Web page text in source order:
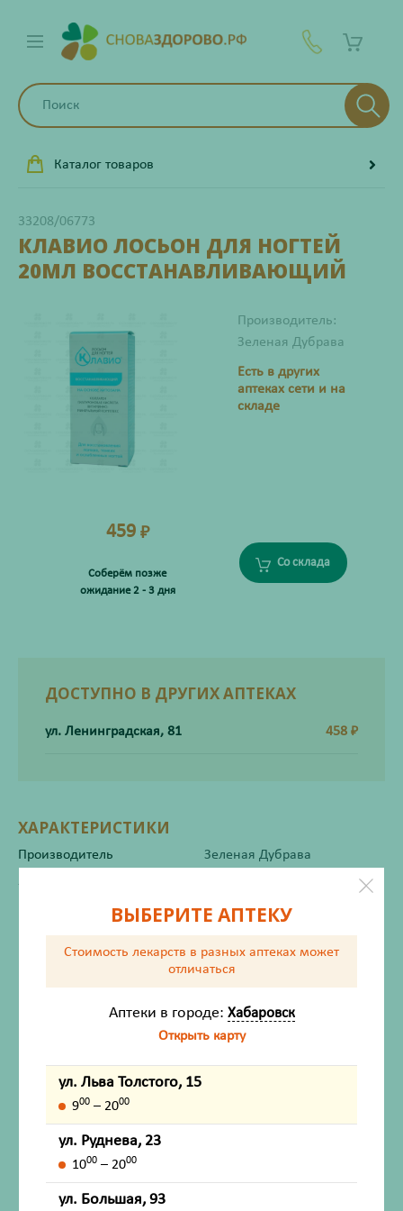
Каталог товаров
33208/06773
КЛАВИО ЛОСЬОН ДЛЯ НОГТЕЙ
20МЛ ВОССТАНАВЛИВАЮЩИЙ
Производитель:
Зеленая Дубрава
Есть в других
аптеках сети и на
складе
459 ₽
Соберём позже
ожидание 2 - 3 дня
Со склада
ДОСТУПНО В ДРУГИХ АПТЕКАХ
ул. Ленинградская, 81 458 ₽
ХАРАКТЕРИСТИКИ
Производитель
Зеленая Дубрава
Жизненно важный
Инструкция по применению
Описание
Показания
Способ применения
Меры предосторожности
ВЫБЕРИТЕ АПТЕКУ
Стоимость лекарств в разных аптеках может
отличаться
Аптеки в городе: Хабаровск
Открыть карту
ул. Льва Толстого, 15
900 – 2000
ул. Руднева, 23
1000 – 2000
ул. Большая, 93